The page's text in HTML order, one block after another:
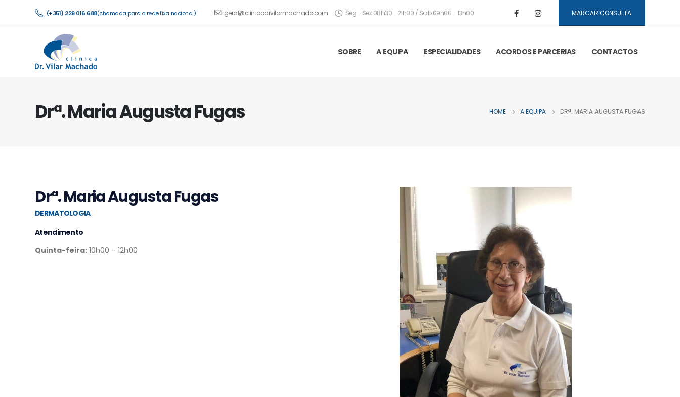
(+351) 229 016 688(chamada para a rede fixa nacional) geral@clinicadrvilarmachado.com Seg - Sex 08h30 - 21h00 / Sab 09h00 - 13h00 MARCAR CONSULTA
SOBRE A EQUIPA ESPECIALIDADES ACORDOS E PARCERIAS CONTACTOS
Drª. Maria Augusta Fugas HOME A EQUIPA DRª. MARIA AUGUSTA FUGAS
Drª. Maria Augusta Fugas
DERMATOLOGIA
Atendimento
Quinta-feira: 10h00 – 12h00